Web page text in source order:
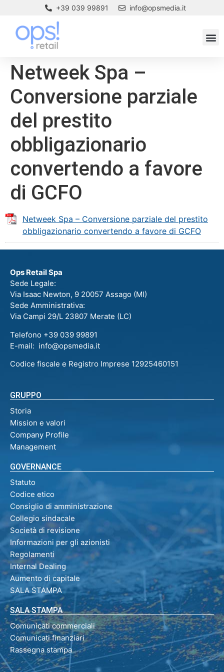
+39 039 99891 info@opsmedia.it
Netweek Spa –
Conversione parziale
del prestito
obbligazionario
convertendo a favore
di GCFO
Netweek Spa – Conversione parziale del prestito
obbligazionario convertendo a favore di GCFO
Ops Retail Spa
Sede Legale:
Via Isaac Newton, 9 20057 Assago (MI)
Sede Amministrativa:
Via Campi 29/L 23807 Merate (LC)
Telefono +39 039 99891
E-mail: info@opsmedia.it
Codice fiscale e Registro Imprese 12925460151
GRUPPO
Storia
Mission e valori
Company Profile
Management
GOVERNANCE
Statuto
Codice etico
Consiglio di amministrazione
Collegio sindacale
Società di revisione
Informazioni per gli azionisti
Regolamenti
Internal Dealing
Aumento di capitale
SALA STAMPA
SALA STAMPA
Comunicati commerciali
Comunicati finanziari
Rassegna stampa